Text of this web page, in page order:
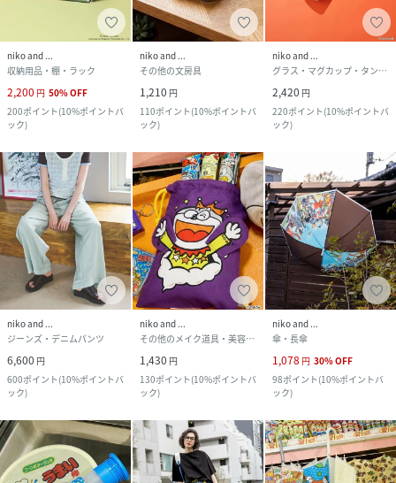
niko and ...
収納用品・棚・ラック
2,200 円 50%OFF
200ポイント(10%ポイントバ
ック)
niko and ...
その他の文房具
1,210 円
110ポイント(10%ポイントバ
ック)
niko and ...
グラス・マグカップ・タンブラー
2,420 円
220ポイント(10%ポイントバ
ック)
niko and ...
ジーンズ・デニムパンツ
6,600 円
600ポイント(10%ポイントバ
ック)
niko and ...
その他のメイク道具・美容器具
1,430 円
130ポイント(10%ポイントバ
ック)
niko and ...
傘・長傘
1,078 円 30%OFF
98ポイント(10%ポイントバ
ック)